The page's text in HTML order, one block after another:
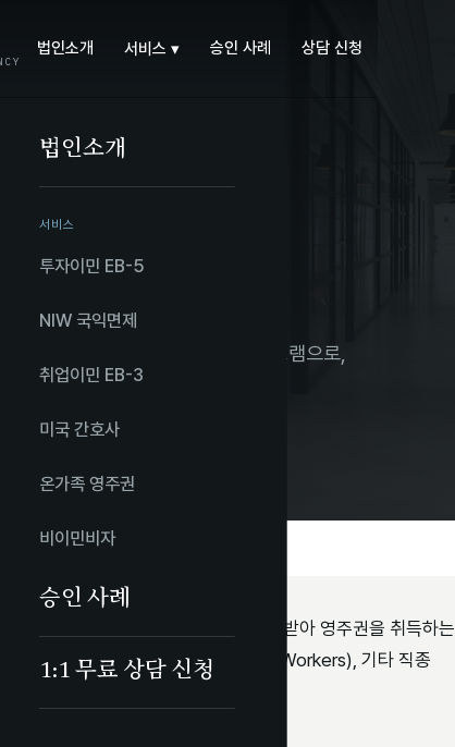
법인소개 서비스 ▾ 승인 사례 상담 신청
법인소개
서비스
투자이민 EB-5
NIW 국익면제
취업이민 EB-3
미국 간호사
온가족 영주권
비이민비자
승인 사례
1:1 무료 상담 신청
하는 3순위 취업기반 이민 프로그램으로,
는 미국 고용주의 스폰서를 받아 영주권을 취득하는
문직(Professionals), 숙련공(Skilled Workers), 기타 직종